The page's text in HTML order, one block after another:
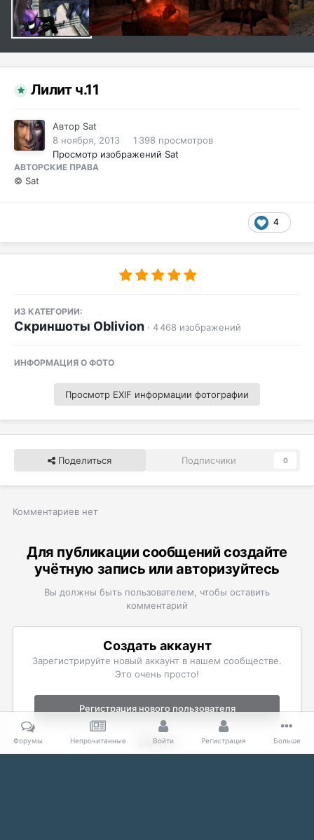
Лилит ч.11
Автор Sat
8 ноября, 2013
1 398 просмотров
Просмотр изображений Sat
АВТОРСКИЕ ПРАВА
© Sat
4
ИЗ КАТЕГОРИИ:
Скриншоты Oblivion · 4 468 изображений
ИНФОРМАЦИЯ О ФОТО
Просмотр EXIF информации фотографии
Поделиться Подписчики 0
Комментариев нет
Для публикации сообщений создайте
учётную запись или авторизуйтесь
Вы должны быть пользователем, чтобы оставить
комментарий
Создать аккаунт
Зарегистрируйте новый аккаунт в нашем сообществе.
Это очень просто!
Регистрация нового пользователя
Войти
Уже есть аккаунт? Войти в систему.
Форумы Непрочитанные Войти Регистрация Больше